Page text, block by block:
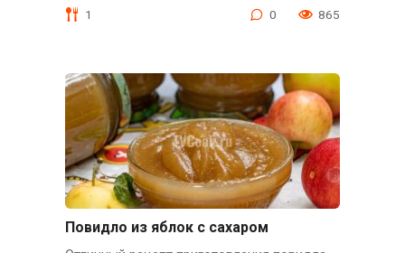
1 0 865
Повидло из яблок с сахаром